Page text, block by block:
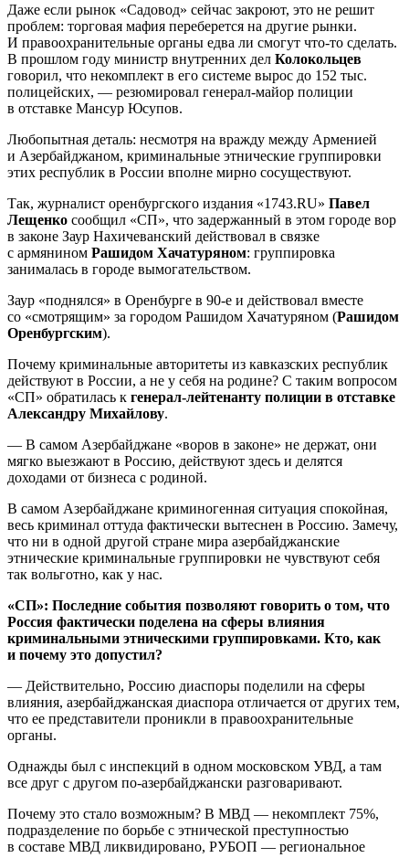
Даже если рынок «Садовод» сейчас закроют, это не решит
проблем: торговая мафия переберется на другие рынки.
И правоохранительные органы едва ли смогут что-то сделать.
В прошлом году министр внутренних дел Колокольцев
говорил, что некомплект в его системе вырос до 152 тыс.
полицейских, — резюмировал генерал-майор полиции
в отставке Мансур Юсупов.
Любопытная деталь: несмотря на вражду между Арменией
и Азербайджаном, криминальные этнические группировки
этих республик в России вполне мирно сосуществуют.
Так, журналист оренбургского издания «1743.RU» Павел
Лещенко сообщил «СП», что задержанный в этом городе вор
в законе Заур Нахичеванский действовал в связке
с армянином Рашидом Хачатуряном: группировка
занималась в городе вымогательством.
Заур «поднялся» в Оренбурге в 90-е и действовал вместе
со «смотрящим» за городом Рашидом Хачатуряном (Рашидом
Оренбургским).
Почему криминальные авторитеты из кавказских республик
действуют в России, а не у себя на родине? С таким вопросом
«СП» обратилась к генерал-лейтенанту полиции в отставке
Александру Михайлову.
— В самом Азербайджане «воров в законе» не держат, они
мягко выезжают в Россию, действуют здесь и делятся
доходами от бизнеса с родиной.
В самом Азербайджане криминогенная ситуация спокойная,
весь криминал оттуда фактически вытеснен в Россию. Замечу,
что ни в одной другой стране мира азербайджанские
этнические криминальные группировки не чувствуют себя
так вольготно, как у нас.
«СП»: Последние события позволяют говорить о том, что
Россия фактически поделена на сферы влияния
криминальными этническими группировками. Кто, как
и почему это допустил?
— Действительно, Россию диаспоры поделили на сферы
влияния, азербайджанская диаспора отличается от других тем,
что ее представители проникли в правоохранительные
органы.
Однажды был с инспекций в одном московском УВД, а там
все друг с другом по-азербайджански разговаривают.
Почему это стало возможным? В МВД — некомплект 75%,
подразделение по борьбе с этнической преступностью
в составе МВД ликвидировано, РУБОП — региональное